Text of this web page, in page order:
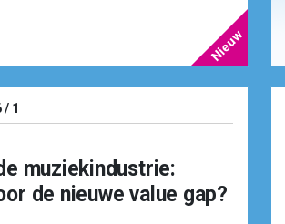
/ 1
muziekindustrie:
de nieuwe value gap?